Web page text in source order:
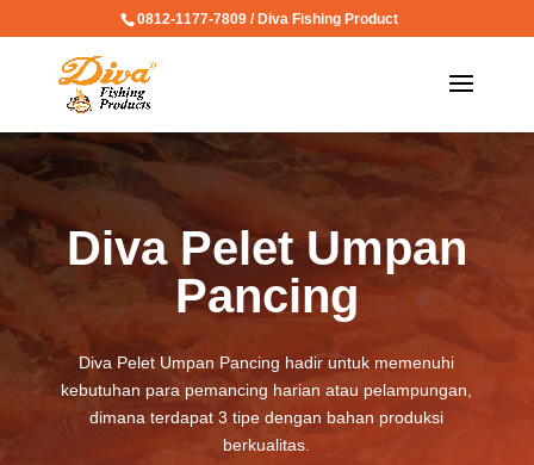
0812-1177-7809 / Diva Fishing Product
Diva Pelet Umpan
Pancing
Diva Pelet Umpan Pancing hadir untuk memenuhi
kebutuhan para pemancing harian atau pelampungan,
dimana terdapat 3 tipe dengan bahan produksi
berkualitas.